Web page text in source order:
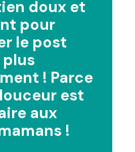
doux et
pour
le post
! Parce
est
aux
!